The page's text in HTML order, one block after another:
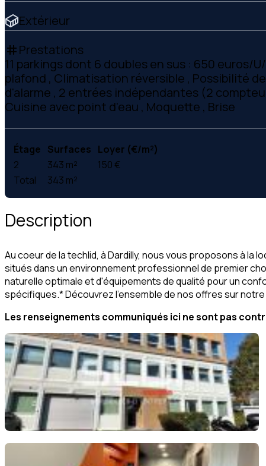
Extérieur
tag Prestations
11 parkings dont 6 doubles en sus : 650 euros/
plafond , Climatisation réversible , Possibilité
d'alarme , 2 entrées indépendantes (2
Cuisine avec point d'eau , Moquette , Brise
Étage Surfaces Loyer (€/m²)
2
343 m²
150 €
Total
343 m²
Description
Au coeur de la techlid, à Dardilly, nous vous proposons à
situés dans un environnement professionnel de premier
naturelle optimale et d'équipements de qualité pour un
spécifiques.* Découvrez l'ensemble de nos offres sur
Les renseignements communiqués ici ne sont pas